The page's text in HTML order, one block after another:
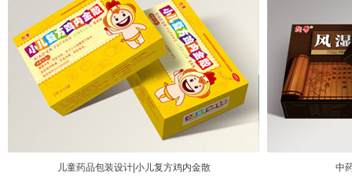
儿童药品包装设计|小儿复方鸡内金散 中